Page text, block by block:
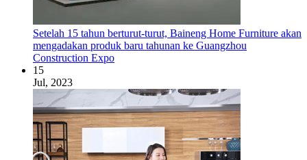
Setelah 15 tahun berturut-turut, Baineng Home Furniture akan
mengadakan produk baru tahunan ke Guangzhou
Construction Expo
15
Jul, 2023